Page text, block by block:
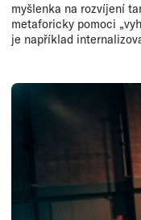
myšlenka na rozvíjení
metaforicky pomoci
je například